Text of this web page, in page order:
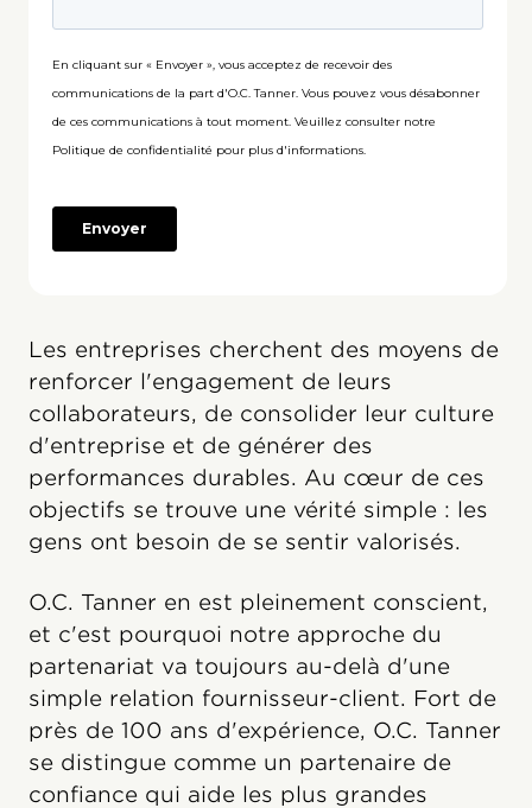
Les entreprises cherchent des moyens de
renforcer l'engagement de leurs
collaborateurs, de consolider leur culture
d'entreprise et de générer des
performances durables. Au cœur de ces
objectifs se trouve une vérité simple : les
gens ont besoin de se sentir valorisés.
O.C. Tanner en est pleinement conscient,
et c'est pourquoi notre approche du
partenariat va toujours au-delà d'une
simple relation fournisseur-client. Fort de
près de 100 ans d'expérience, O.C. Tanner
se distingue comme un partenaire de
confiance qui aide les plus grandes